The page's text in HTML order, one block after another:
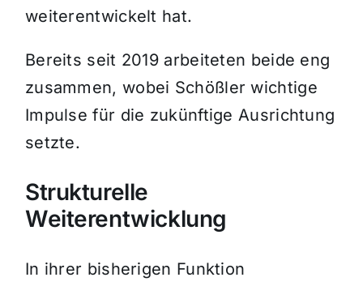
weiterentwickelt hat.
Bereits seit 2019 arbeiteten beide eng
zusammen, wobei Schößler wichtige
Impulse für die zukünftige Ausrichtung
setzte.
Strukturelle
Weiterentwicklung
In ihrer bisherigen Funktion